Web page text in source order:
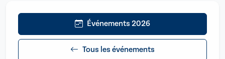
Événements 2026
Tous les événements